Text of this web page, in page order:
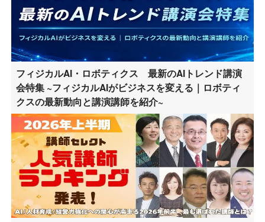
フィジカルAI・ロボティクス 最新のAIトレンド講演
会特集 ~フィジカルAIがビジネスを変える｜ロボティ
クスの最新動向と講演講師を紹介~